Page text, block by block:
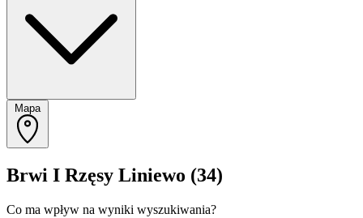
Mapa
Brwi I Rzęsy Liniewo (34)
Co ma wpływ na wyniki wyszukiwania?